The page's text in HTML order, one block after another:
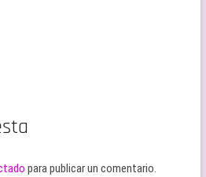
para publicar un comentario.